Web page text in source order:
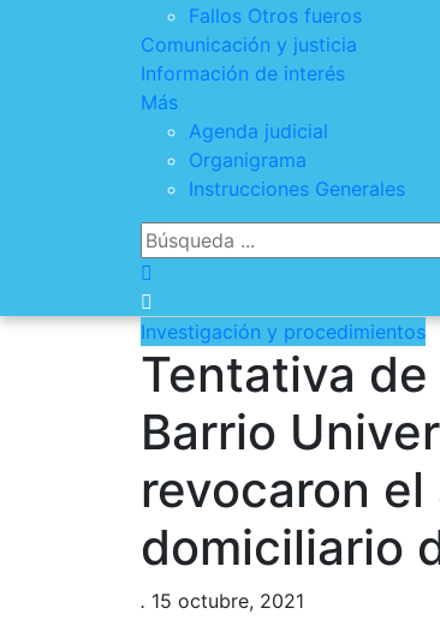
Fallos Otros fueros
Comunicación y justicia
Información de interés
Más
Agenda judicial
Organigrama
Instrucciones Generales
Investigación y procedimientos
Tentativa
Barrio
revocaron
domiciliario
. 15 octubre, 2021